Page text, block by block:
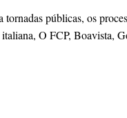
públicas, os
O FCP, Boavista,